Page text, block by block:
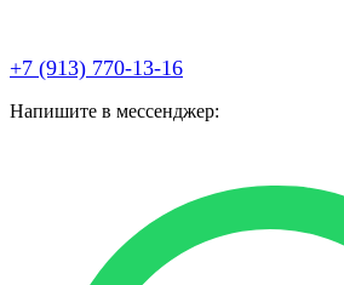
+7 (913) 770-13-16
Напишите в мессенджер: